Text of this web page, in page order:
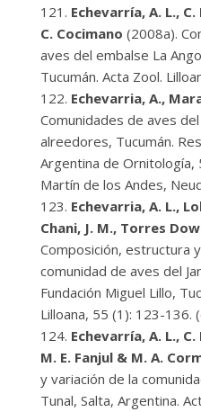
Echevarría, A. L.,
C. Cocimano (2008a).
aves del embalse La
Tucumán. Acta Zool.
Echevarria, A.,
Comunidades de aves
alreedores, Tucumán.
Argentina de Ornitología,
Martín de los Andes,
Echevarria, A. L.,
Chani, J. M., Torres
Composición, estructura
comunidad de aves del
Fundación Miguel Lillo,
Lilloana, 55 (1): 123-136. (
Echevarría, A. L.,
M. E. Fanjul & M. A.
y variación de la
Tunal, Salta, Argentina.